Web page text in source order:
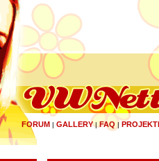
FORUM | GALLERY|FAQ |